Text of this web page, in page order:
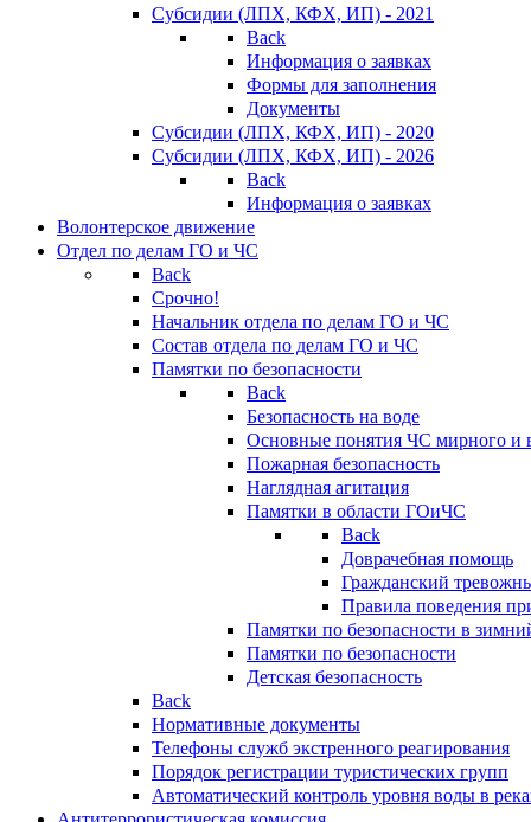
Субсидии (ЛПХ, КФХ, ИП) - 2021
Back
Информация о заявках
Формы для заполнения
Документы
Субсидии (ЛПХ, КФХ, ИП) - 2020
Субсидии (ЛПХ, КФХ, ИП) - 2026
Back
Информация о заявках
Волонтерское движение
Отдел по делам ГО и ЧС
Back
Срочно!
Начальник отдела по делам ГО и ЧС
Состав отдела по делам ГО и ЧС
Памятки по безопасности
Back
Безопасность на воде
Основные понятия ЧС мирного и
Пожарная безопасность
Наглядная агитация
Памятки в области ГОиЧС
Back
Доврачебная помощь
Гражданский
Правила поведения
Памятки по безопасности в
Памятки по безопасности
Детская безопасность
Back
Нормативные документы
Телефоны служб экстренного реагирования
Порядок регистрации туристических групп
Автоматический контроль уровня воды в